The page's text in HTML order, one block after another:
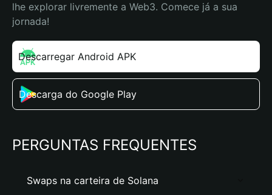
lhe explorar livremente a Web3. Comece já a sua
jornada!
Descarregar Android APK
Descarga do Google Play
PERGUNTAS FREQUENTES
Swaps na carteira de Solana